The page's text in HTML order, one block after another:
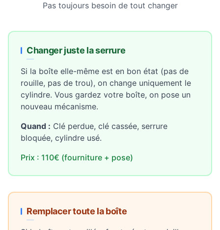
Pas toujours besoin de tout changer
Changer juste la serrure
Si la boîte elle-même est en bon état (pas de
rouille, pas de trou), on change uniquement le
cylindre. Vous gardez votre boîte, on pose un
nouveau mécanisme.
Quand : Clé perdue, clé cassée, serrure
bloquée, cylindre usé.
Prix : 110€ (fourniture + pose)
Remplacer toute la boîte